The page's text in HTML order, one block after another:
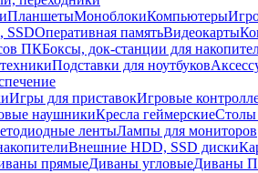
ПланшетыМоноблокиКомпьютеры
SSDОперативная памятьВидеокарты
ПКБоксы, док-станции для
Подставки для ноутбуков
Игры для приставокИгровые
наушникиКресла геймерскиеСтолы
лентыЛампы для мониторов
Внешние HDD, SSD диски
прямыеДиваны угловыеДиваны